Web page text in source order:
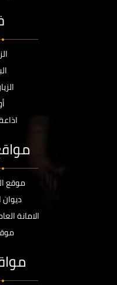
موقع
الامانة